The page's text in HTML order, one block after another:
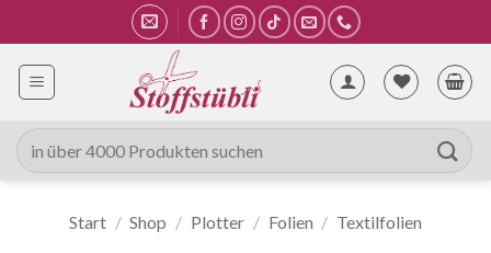
Inhalt
springen
Suche
nach:
Start / Shop / Plotter / Folien / Textilfolien